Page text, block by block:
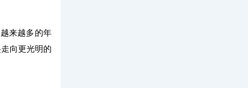
来越多的年
向更光明的